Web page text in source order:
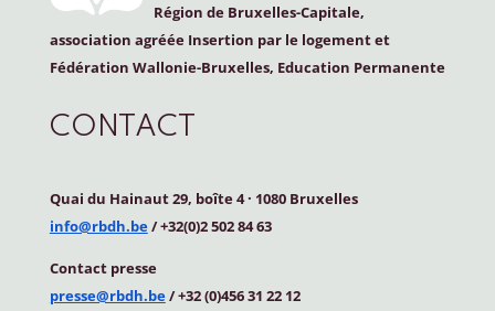
Région de Bruxelles-Capitale,
association agréée Insertion par le logement et
Fédération Wallonie-Bruxelles, Education Permanente
CONTACT
Quai du Hainaut 29, boîte 4· 1080 Bruxelles
info@rbdh.be/ +32(0)2 502 84 63
Contact presse
presse@rbdh.be/ +32 (0)456 31 22 12